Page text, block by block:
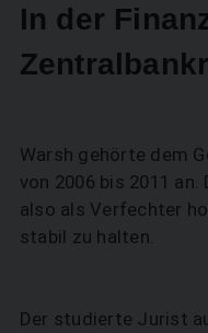
In der
Warsh gehörte dem
von 2006 bis 2011
also als Verfechter
stabil zu halten.
Der studierte Jurist